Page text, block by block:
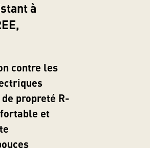
à
contre les
propreté R-
et